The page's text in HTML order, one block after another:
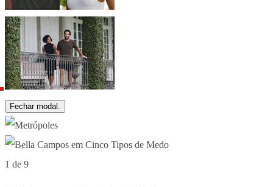
Fechar modal.
1 de 9